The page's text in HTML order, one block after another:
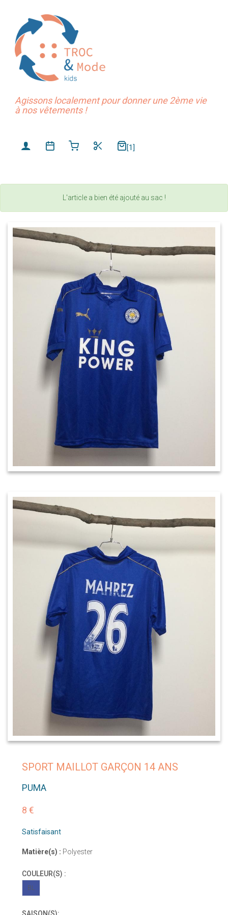
Agissons localement pour donner une 2ème vie
à nos vêtements !
[1]
L'article a bien été ajouté au sac !
SPORT MAILLOT GARÇON 14 ANS
PUMA
8 €
Satisfaisant
Matière(s) : Polyester
COULEUR(S) :
BL